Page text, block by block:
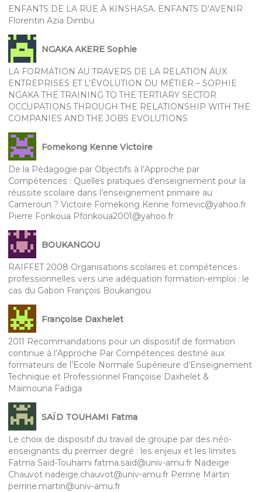
ENFANTS DE LA RUE À KINSHASA. ENFANTS D’AVENIR
Florentin Azia Dimbu
NGAKA AKERE Sophie
LA FORMATION AU TRAVERS DE LA RELATION AUX
ENTREPRISES ET L’ÉVOLUTION DU MÉTIER – SOPHIE
NGAKA THE TRAINING TO THE TERTIARY SECTOR
OCCUPATIONS THROUGH THE RELATIONSHIP WITH THE
COMPANIES AND THE JOBS EVOLUTIONS
Fomekong Kenne Victoire
De la Pédagogie par Objectifs à l’Approche par
Compétences : Quelles pratiques d’enseignement pour la
réussite scolaire dans l’enseignement primaire au
Cameroun ? Victoire Fomekong Kenne fomevic@yahoo.fr
Pierre Fonkoua Pfonkoua2001@yahoo.fr
BOUKANGOU
RAIFFET 2008 Organisations scolaires et compétences
professionnelles vers une adéquation formation-emploi : le
cas du Gabon François Boukangou
Françoise Daxhelet
2011 Recommandations pour un dispositif de formation
continue à l’Approche Par Compétences destiné aux
formateurs de l’Ecole Normale Supérieure d’Enseignement
Technique et Professionnel Françoise Daxhelet &
Maïmouna Fadiga
SAÏD TOUHAMI Fatma
Le choix de dispositif du travail de groupe par des néo-
enseignants du premier degré : les enjeux et les limites
Fatma Saïd-Touhami fatma.said@univ-amu.fr Nadeige
Chauvot nadeige.chauvot@univ-amu.fr Perrine Martin
perrine.martin@univ-amu.fr